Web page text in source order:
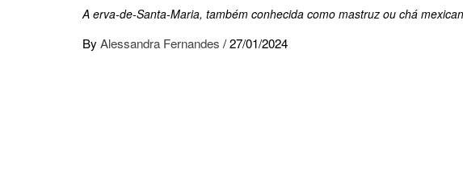
A erva-de-Santa-Maria, também conhecida como mastruz ou chá
By Alessandra Fernandes /27/01/2024